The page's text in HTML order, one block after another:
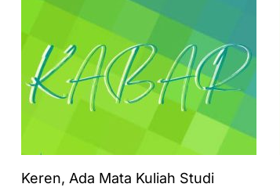
Keren, Ada Mata Kuliah Studi